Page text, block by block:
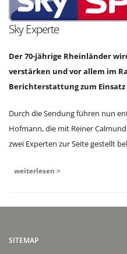
Sky Experte
Der 70-jährige Rheinländer
verstärken und vor allem im
Berichterstattung zum
Durch die Sendung führen nun
Hofmann, die mit Reiner
zwei Experten zur Seite gestellt
weiterlesen >
SITEMAP